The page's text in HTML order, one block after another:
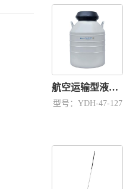
航空运输型液氮容器YDH-47-127
型号：YDH-47-127